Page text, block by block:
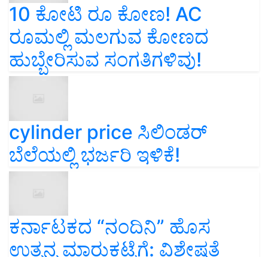
10 ಕೋಟಿ ರೂ ಕೋಣ! AC
ರೂಮಲ್ಲಿ ಮಲಗುವ ಕೋಣದ
ಹುಬ್ಬೇರಿಸುವ ಸಂಗತಿಗಳಿವು!
cylinder price ಸಿಲಿಂಡರ್‌
ಬೆಲೆಯಲ್ಲಿ ಭರ್ಜರಿ ಇಳಿಕೆ!
ಕರ್ನಾಟಕದ “ನಂದಿನಿ” ಹೊಸ
ಉತ್ಪನ್ನ ಮಾರುಕಟ್ಟೆಗೆ: ವಿಶೇಷತೆ